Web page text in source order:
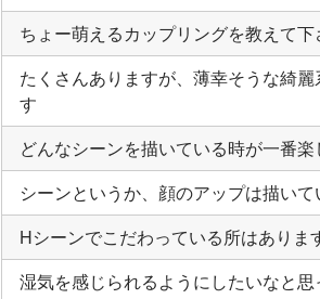
ちょー萌えるカップリングを教えて下
たくさんありますが、薄幸そうな綺
す
どんなシーンを描いている時が一番楽
シーンというか、顔のアップは描い
Hシーンでこだわっている所はありま
湿気を感じられるようにしたいなと思